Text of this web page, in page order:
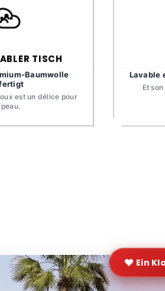
TISCH
Baumwolle
est un délice pour
peau.
Lavable
Et
Ein